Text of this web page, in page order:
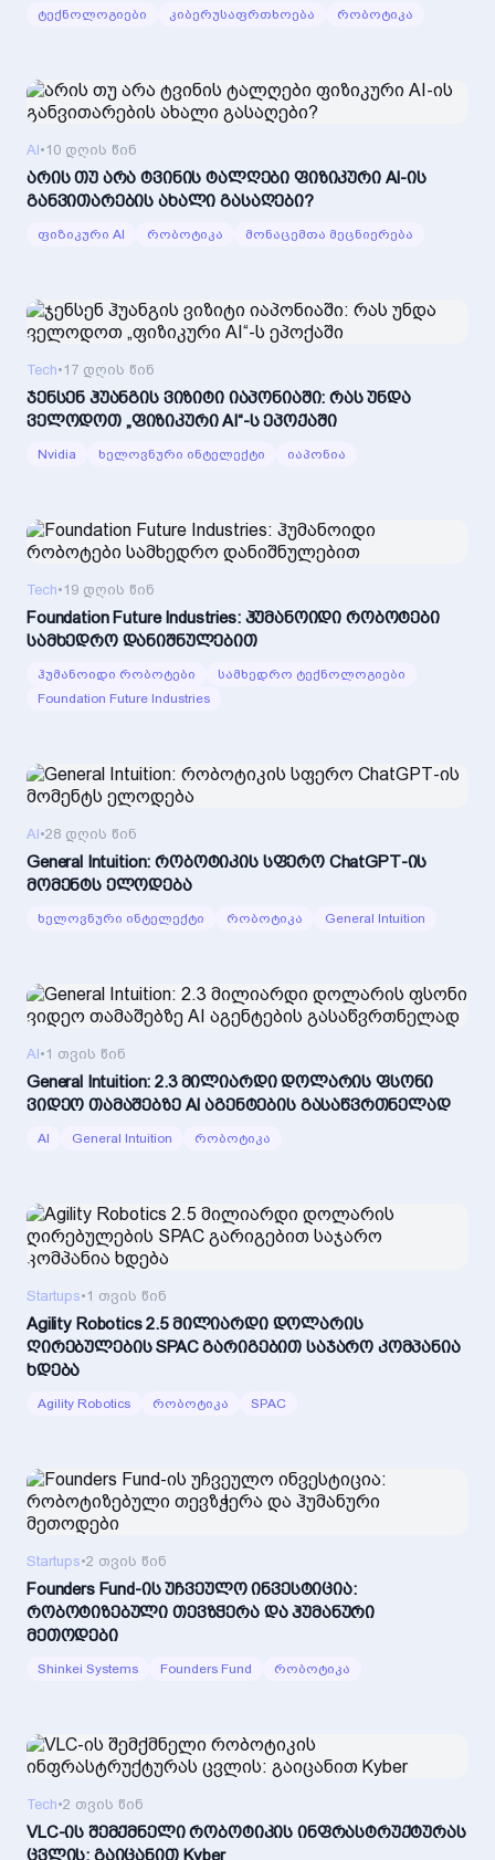
ტექნოლოგიები კიბერუსაფრთხოება რობოტიკა
AI•10 დღის წინ
არის თუ არა ტვინის ტალღები ფიზიკური AI-ის
განვითარების ახალი გასაღები?
ფიზიკური AI რობოტიკა მონაცემთა მეცნიერება
Tech•17 დღის წინ
ჯენსენ ჰუანგის ვიზიტი იაპონიაში: რას უნდა
ველოდოთ „ფიზიკური AI“-ს ეპოქაში
Nvidia ხელოვნური ინტელექტი იაპონია
Tech•19 დღის წინ
Foundation Future Industries: ჰუმანოიდი რობოტები
სამხედრო დანიშნულებით
ჰუმანოიდი რობოტები
სამხედრო ტექნოლოგიები
Foundation Future Industries
AI•28 დღის წინ
General Intuition: რობოტიკის სფერო ChatGPT-ის
მომენტს ელოდება
ხელოვნური ინტელექტი რობოტიკა General Intuition
AI•1 თვის წინ
General Intuition: 2.3 მილიარდი დოლარის ფსონი
ვიდეო თამაშებზე AI აგენტების გასაწვრთნელად
AI General Intuition რობოტიკა
Startups•1 თვის წინ
Agility Robotics 2.5 მილიარდი დოლარის
ღირებულების SPAC გარიგებით საჯარო კომპანია
ხდება
Agility Robotics რობოტიკა SPAC
Startups•2 თვის წინ
Founders Fund-ის უჩვეულო ინვესტიცია:
რობოტიზებული თევზჭერა და ჰუმანური
მეთოდები
Shinkei Systems Founders Fund რობოტიკა
Tech•2 თვის წინ
VLC-ის შემქმნელი რობოტიკის ინფრასტრუქტურას
ცვლის: გაიცანით Kyber